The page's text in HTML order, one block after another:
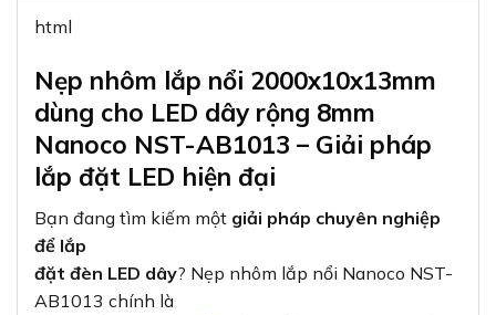
html
Nẹp nhôm lắp nổi 2000x10x13mm
dùng cho LED dây rộng 8mm
Nanoco NST-AB1013 – Giải pháp
lắp đặt LED hiện đại
Bạn đang tìm kiếm một giải pháp chuyên nghiệp
để lắp
đặt đèn LED dây? Nẹp nhôm lắp nổi Nanoco NST-
AB1013 chính là